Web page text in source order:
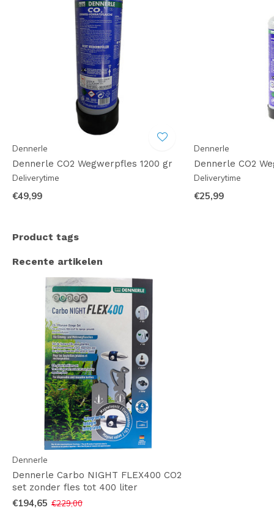
Dennerle
Dennerle CO2 Wegwerpfles 1200 gr
Deliverytime
€49,99
Dennerle
Dennerle CO2
Deliverytime
€25,99
Product tags
Recente artikelen
Dennerle
Dennerle Carbo NIGHT FLEX400 CO2
set zonder fles tot 400 liter
€194,65 €229,00